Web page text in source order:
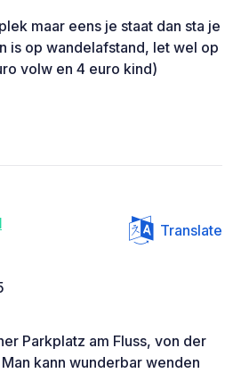
maar eens je staat dan sta je
is op wandelafstand, let wel op
volw en 4 euro kind)
Translate
Parkplatz am Fluss, von der
kann wunderbar wenden